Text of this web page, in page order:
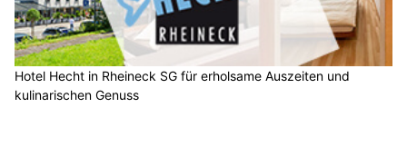
Hotel Hecht in Rheineck SG für erholsame Auszeiten und
kulinarischen Genuss